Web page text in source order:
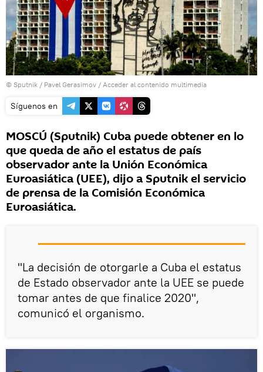
© Sputnik / Pavel Gerasimov / Acceder al contenido multimedia
Síguenos en
MOSCÚ (Sputnik) Cuba puede obtener en lo
que queda de año el estatus de país
observador ante la Unión Económica
Euroasiática (UEE), dijo a Sputnik el servicio
de prensa de la Comisión Económica
Euroasiática.
"La decisión de otorgarle a Cuba el estatus
de Estado observador ante la UEE se puede
tomar antes de que finalice 2020",
comunicó el organismo.